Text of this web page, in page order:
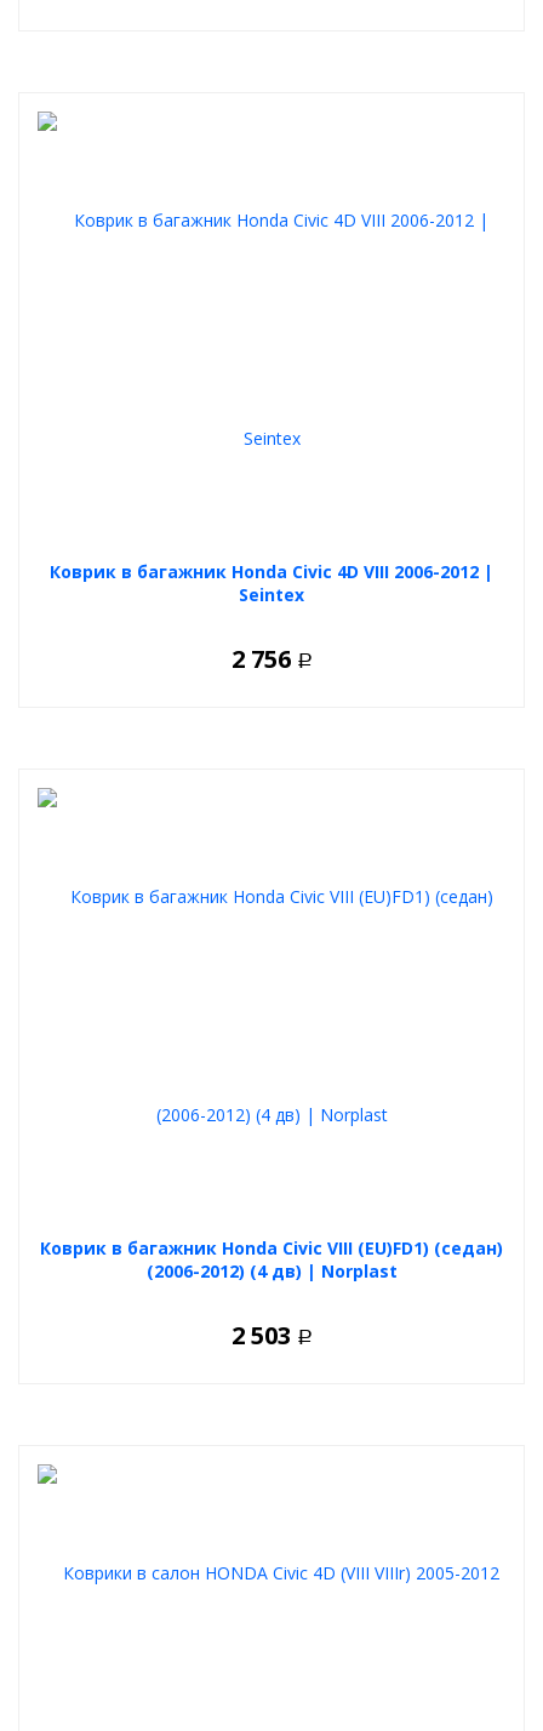
Коврик в багажник Honda Civic 4D VIII 2006-2012 |
Seintex
2 756 Р
Коврик в багажник Honda Civic VIII (EU)FD1) (седан)
(2006-2012) (4 дв) | Norplast
2 503 Р